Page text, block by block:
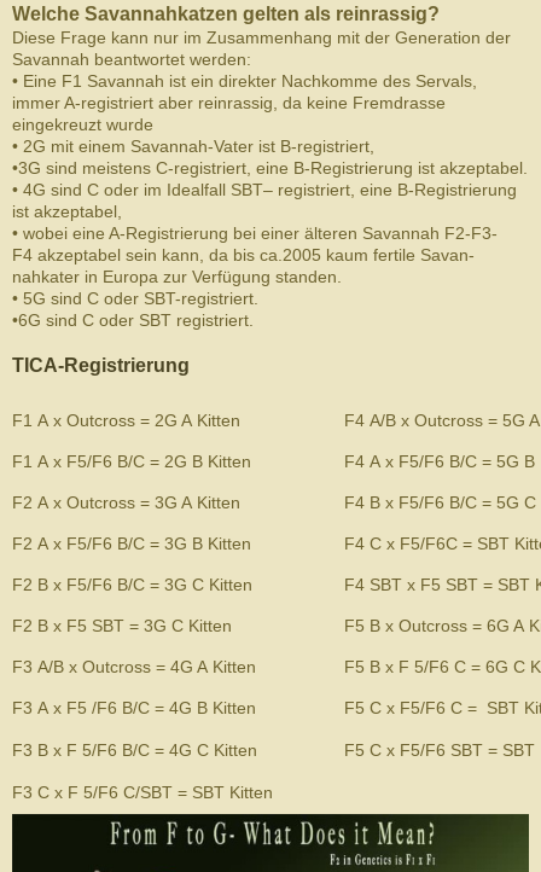
Welche Savan­nahkatzen gel­ten als reinrassig?
Diese Frage kann nur im Zusam­men­hang mit der Gen­er­a­tion der
Savan­nah beant­wortet wer­den:
• Eine F1 Savan­nah ist ein direk­ter Nachkomme des Ser­vals,
immer A-​registriert aber rein­ras­sig, da keine Frem­drasse
eingekreuzt wurde
• 2G mit einem Savannah-​Vater ist B-​registriert,
•3G sind meis­tens C-​registriert, eine B-​Registrierung ist akzept­abel.
• 4G sind C oder im Ide­al­fall SBT– reg­istri­ert, eine B-​Registrierung
ist akzept­abel,
• wobei eine A-​Registrierung bei einer älteren Savan­nah F2-​F3-​
F4 akzept­abel sein kann, da bis ca.2005 kaum fer­tile Savan­
nahkater in Europa zur Ver­fü­gung standen.
• 5G sind C oder SBT-​registriert.
•6G sind C oder SBT reg­istri­ert.
TICA-​Registrierung
F1 A x Out­cross = 2G A Kitten F4 A/​B x Out­cross = 5G
F1 A x F5/​F6 B/​C = 2G B Kitten F4 A x F5/​F6 B/​C = 5G B
F2 A x Out­cross = 3G A Kitten F4 B x F5/​F6 B/​C = 5G C
F2 A x F5/​F6 B/​C = 3G B Kitten F4 C x F5/​F6C = SBT
F2 B x F5/​F6 B/​C = 3G C Kitten F4 SBT x F5 SBT = SBT
F2 B x F5 SBT = 3G C Kitten F5 B x Out­cross = 6G A
F3 A/​B x Out­cross = 4G A Kitten F5 B x F 5/​F6 C = 6G C
F3 A x F5 /​F6 B/​C = 4G B Kitten F5 C x F5/​F6 C = SBT
F3 B x F 5/​F6 B/​C = 4G C Kitten F5 C x F5/​F6 SBT = SBT
F3 C x F 5/​F6 C/​SBT = SBT Kitten